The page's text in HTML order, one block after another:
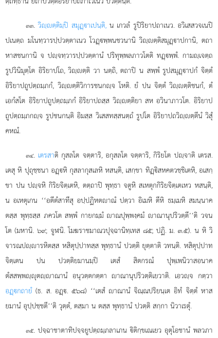
๓๓.วิฺตฺติมฺปิ สมุฏฺาเปนฺติ,น เกวลํ รูปิริยาปถาเนว. อวิเสสวจเนปิ
ปเนตฺถ มโนทฺวารปฺปวตฺตาเนวโวฏฺพฺพนชวนานิ วิฺตฺติสมุฏฺาปกานิ, ตถา
หาสชนกานิ จ ปฺจทฺวารปฺปวตฺตานํ ปริทุพฺพลภาวโตติ ทฏฺพฺพํ. กามฺเจตฺถ
รูปวินิมุตฺโต อิริยาปโถ, วิฺตฺติ วา นตฺถิ, ตถาปิ น สพฺพํ รูปสมุฏฺาปกํ จิตฺตํ
อิริยาปถูปตฺถมฺภกํ, วิฺตฺติวิการชนกฺจ โหติ. ยํ ปน จิตฺตํ วิฺตฺติชนกํ, ตํ
เอกํสโต อิริยาปถูปตฺถมฺภกํ อิริยาปถสฺส วิฺตฺติยา สห อวินาภาวโต. อิริยาป
ถูปตฺถมฺภกฺจ รูปชนกนฺติ อิมสฺส วิเสสทสฺสนตฺถํ รูปโต อิริยาปถวิฺตฺตีนํ วิสุํ
คหณํ.
๓๔. เตรสาติ กุสลโต จตฺตาริ, อกุสลโต จตฺตาริ, กิริยโต ปฺจาติ เตรส.
เตสุ หิ ปุถุชฺชนา อฏฺหิ กุสลากุสเลหิ หสนฺติ, เสกฺขา ทิฏฺิสหคตวชฺชิเตหิ, อเสกฺ
ขา ปน ปฺจหิ กิริยจิตฺเตหิ, ตตฺถาปิ พุทฺธา จตูหิ สเหตุกกิริยจิตฺเตเหว หสนฺติ,
น อเหตุเกน ‘‘อตีตํสาทีสุ อปฺปฏิหตาณํ ปตฺวา อิเมหิ ตีหิ ธมฺเมหิ สมนฺนาค
ตสฺส พุทฺธสฺส ภควโต สพฺพํ กายกมฺมํ าณปุพฺพงฺคมํ าณานุปริวตฺตี’’ติ วจน
โต (มหานิ. ๖๙; จูฬนิ. โมฆราชมาณวปุจฺฉานิทฺเทส ๘๕; ปฏิ. ม. ๓.๕). น หิ วิ
จารณปฺารหิตสฺส หสิตุปฺปาทสฺส พุทฺธานํ ปวตฺติ ยุตฺตาติ วทนฺติ. หสิตุปฺปาท
จิตฺเตน ปน ปวตฺติยมานมฺปิ เตสํ สิตกรณํ ปุพฺเพนิวาสอนาค
ตํสสพฺพฺุตฺาณานํ อนุวตฺตกตฺตา าณานุปริวตฺติเยวาติ. เอวฺจ กตฺวา
อฏฺกถายํ (ธ. ส. อฏฺ. ๕๖๘) ‘‘เตสํ าณานํ จิณฺณปริยนฺเต อิทํ จิตฺตํ หาส
ยมานํ อุปฺปชฺชตี’’ติ วุตฺตํ, ตสฺมา น ตสฺส พุทฺธานํ ปวตฺติ สกฺกา นิวาเรตุํ.
๓๕. ปจฺฉาชาตาทิปจฺจยูปตฺถมฺภลาเภน ิติกฺขเณเยว อุตุโอชานํ พลวภา